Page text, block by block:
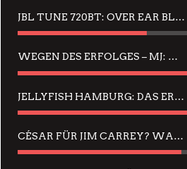
JBL TUNE 720BT: OVER EAR BLUETOOTH KOPFHÖRER UM DIE 50,-€ IM DAUER-TEST
WEGEN DES ERFOLGES – MJ: MICHAEL JACKSON MUSICAL IN EINER MATINEE SEHEN
JELLYFISH HAMBURG: DAS ERFOLGREICHE SOMMER-MENÜ 2025 IN GEFÜHLEN UND BILDERN
CÉSAR FÜR JIM CARREY? WARUM DAS EINER DER NERVIGSTEN ACTORS IST UND BLEIBT